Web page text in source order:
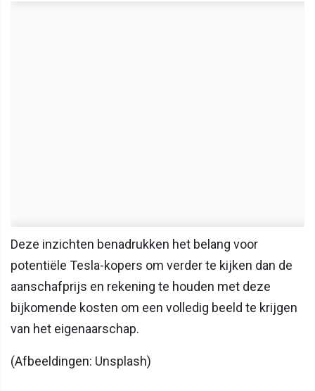
Deze inzichten benadrukken het belang voor
potentiële Tesla-kopers om verder te kijken dan de
aanschafprijs en rekening te houden met deze
bijkomende kosten om een volledig beeld te krijgen
van het eigenaarschap.
(Afbeeldingen: Unsplash)